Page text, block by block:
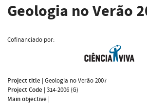
Geologia no Verão
Cofinanciado por:
Project title | Geologia no Verão 2007
Project Code | 314-2006 (G)
Main objective |